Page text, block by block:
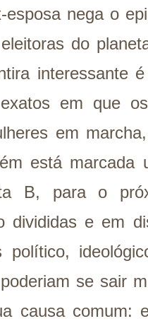
esposa nega o
do
interessante
em que
em
está marcada
B, para o
divididas e em
político,
se sair
causa comum: